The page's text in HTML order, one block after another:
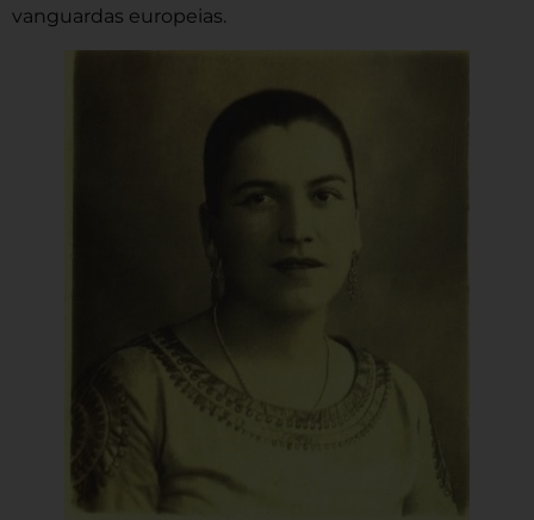
vanguardas europeias.